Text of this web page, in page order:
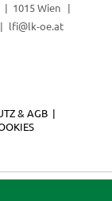
1015 Wien
lfi@lk-oe.at
& AGB